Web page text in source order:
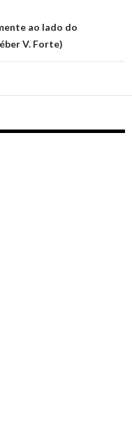
ao lado do
V. Forte)